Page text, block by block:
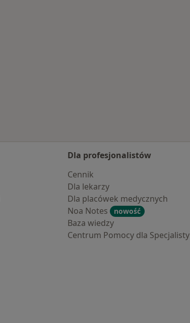
Dla profesjonalistów
Cennik
Dla lekarzy
Dla placówek medycznych
Noa Notes
nowość
Baza wiedzy
Centrum Pomocy dla Specjalisty